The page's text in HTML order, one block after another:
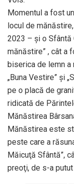
Momentul a fost
locul de
2023 – şi o Sfântă
mănăstire” , cât a
biserica de lemn a
„Buna Vestire” şi
pe o placă de
ridicată de
Mănăstirea
Mănăstirea este
peste care a
Măicuţă Sfântă”,
preoţi, de s-a